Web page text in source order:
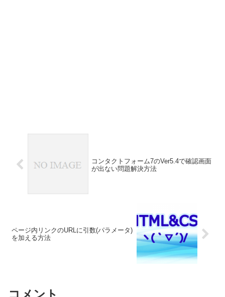
コンタクトフォーム7のVer5.4で確認画面
が出ない問題解決方法
ページ内リンクのURLに引数(パラメータ)
を加える方法
コメント